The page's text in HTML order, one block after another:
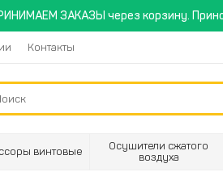
ЗАКАЗЫ через корзину.
Контакты
винтовые
Осушители сжатого
воздуха